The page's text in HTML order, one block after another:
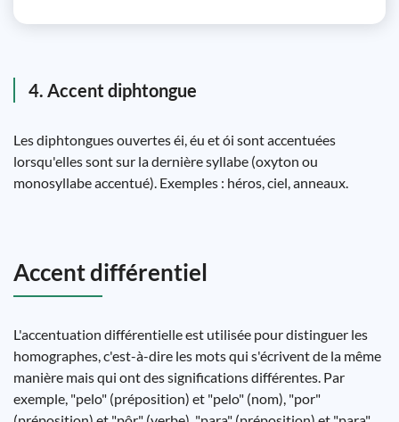
4. Accent diphtongue
Les diphtongues ouvertes éi, éu et ói sont accentuées
lorsqu'elles sont sur la dernière syllabe (oxyton ou
monosyllabe accentué). Exemples : héros, ciel, anneaux.
Accent différentiel
L'accentuation différentielle est utilisée pour distinguer les
homographes, c'est-à-dire les mots qui s'écrivent de la même
manière mais qui ont des significations différentes. Par
exemple, "pelo" (préposition) et "pelo" (nom), "por"